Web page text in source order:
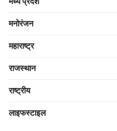
मनोरंजन
महाराष्ट्र
राजस्थान
राष्ट्रीय
लाइफस्टाइल